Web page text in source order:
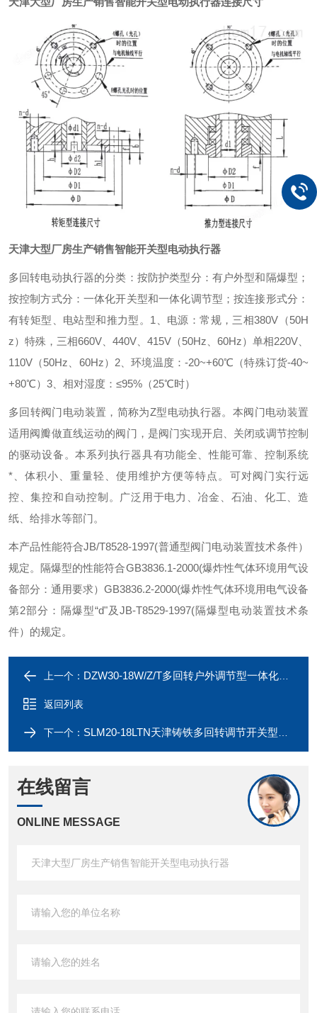
天津大型厂房生产销售智能开关型电动执行器
多回转电动执行器的分类： 按防护类型分：有户外型和隔爆型；
按控制方式分：一体化开关型和一体化调节型； 按连接形式分：
有转矩型、电站型和推力型。 1、电源：常规，三相380V（50H
z） 特殊，三相660V、440V、415V（50Hz、60Hz） 单相220V、
110V（50Hz、60Hz） 2、环境温度：-20~+60℃（特殊订货-40~
+80℃） 3、相对湿度：≤95%（25℃时）
多回转阀门电动装置，简称为Z型电动执行器。本阀门电动装置
适用阀瓣做直线运动的阀门，是阀门实现开启、关闭或调节控制
的驱动设备。本系列执行器具有功能全、性能可靠、控制系统
*、体积小、重量轻、使用维护方便等特点。可对阀门实行远
控、集控和自动控制。广泛用于电力、冶金、石油、化工、造
纸、给排水等部门。
本产品性能符合JB/T8528-1997(普通型阀门电动装置技术条件）
规定。隔爆型的性能符合GB3836.1-2000(爆炸性气体环境用气设
备部分：通用要求）GB3836.2-2000(爆炸性气体环境用电气设备
第2部分：隔爆型“d"及JB-T8529-1997(隔爆型电动装置技术条
件）的规定。
上一个： DZW30-18W/Z/T多回转户外调节型一体化阀门电动执行器
返回列表
下一个： SLM20-18LTN天津铸铁多回转调节开关型电动执行器价格
在线留言
ONLINE MESSAGE